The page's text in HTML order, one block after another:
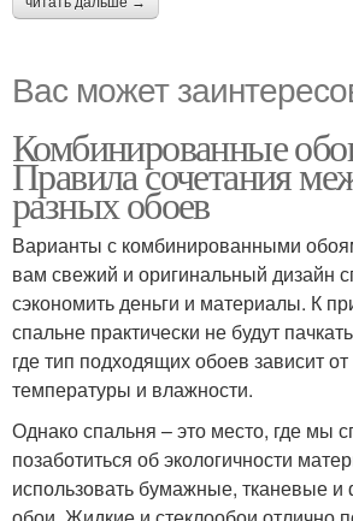
Вас может
Комбинированные
Правила сочетания
разных обоев
Варианты с комбинированными
вам свежий и оригинальный дизайн
сэкономить деньги и материалы. К
спальне практически не будут
где тип подходящих обоев зависит
температуры и влажности.
Однако спальня – это место, где мы
позаботиться об экологичности
использовать бумажные, тканевые